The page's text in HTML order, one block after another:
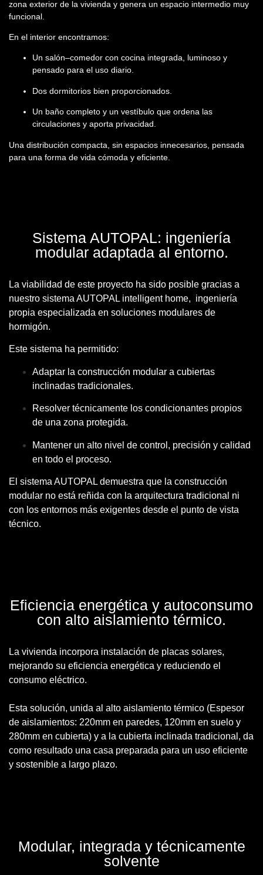
zona exterior de la vivienda y genera un espacio intermedio muy
funcional.
En el interior encontramos:
Un salón–comedor con cocina integrada, luminoso y
pensado para el uso diario.
Dos dormitorios bien proporcionados.
Un baño completo y un vestíbulo que ordena las
circulaciones y aporta privacidad.
Una distribución compacta, sin espacios innecesarios, pensada
para una forma de vida cómoda y eficiente.
Sistema AUTOPAL: ingeniería
modular adaptada al entorno.
La viabilidad de este proyecto ha sido posible gracias a
nuestro sistema AUTOPAL intelligent home, ingeniería
propia especializada en soluciones modulares de
hormigón.
Este sistema ha permitido:
Adaptar la construcción modular a cubiertas
inclinadas tradicionales.
Resolver técnicamente los condicionantes propios
de una zona protegida.
Mantener un alto nivel de control, precisión y calidad
en todo el proceso.
El sistema AUTOPAL demuestra que la construcción
modular no está reñida con la arquitectura tradicional ni
con los entornos más exigentes desde el punto de vista
técnico.
Eficiencia energética y autoconsumo
con alto aislamiento térmico.
La vivienda incorpora instalación de placas solares,
mejorando su eficiencia energética y reduciendo el
consumo eléctrico.
Esta solución, unida al alto aislamiento térmico (Espesor
de aislamientos: 220mm en paredes, 120mm en suelo y
280mm en cubierta) y a la cubierta inclinada tradicional, da
como resultado una casa preparada para un uso eficiente
y sostenible a largo plazo.
Modular, integrada y técnicamente
solvente